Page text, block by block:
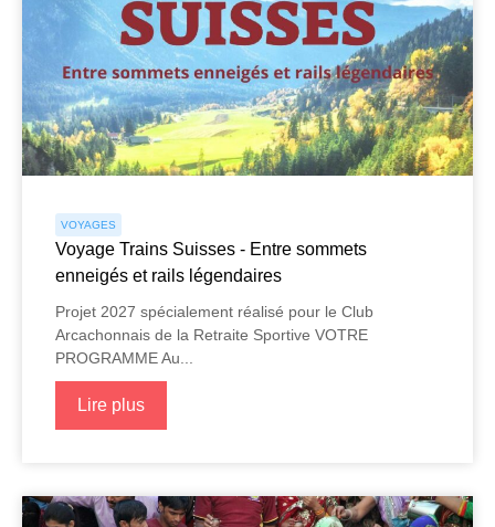
VOYAGES
Voyage Trains Suisses - Entre sommets
enneigés et rails légendaires
Projet 2027 spécialement réalisé pour le Club
Arcachonnais de la Retraite Sportive VOTRE
PROGRAMME Au...
Lire plus